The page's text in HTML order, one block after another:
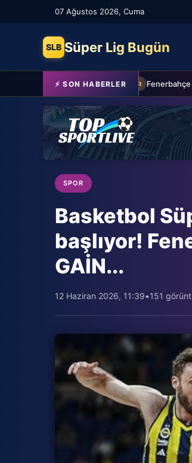
07 Ağustos 2026, Cuma
SLB Süper Lig Bugün
⚡ SON HABERLER
SPOR
SPOR
Basketbol
başlıyor!
GAİN...
12 Haziran 2026, 11:39•151